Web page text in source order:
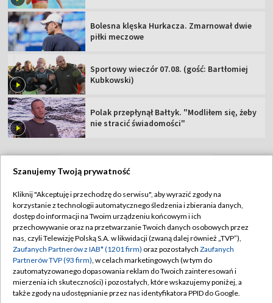
Bolesna klęska Hurkacza. Zmarnował dwie
piłki meczowe
Sportowy wieczór 07.08. (gość: Bartłomiej
Kubkowski)
Polak przepłynął Bałtyk. "Modliłem się, żeby
nie stracić świadomości"
Abonament TVP
Sklep TVP
Biuro Reklamy
Oferta Handlowa
Telegazeta ogłoszenia
Regulamin TVP
Polityka prywatności
Moje zgody
Biuro reklamy
Kontakt
Szanujemy Twoją prywatność
Kliknij "Akceptuję i przechodzę do serwisu", aby wyrazić zgody na
korzystanie z technologii automatycznego śledzenia i zbierania danych,
dostęp do informacji na Twoim urządzeniu końcowym i ich
przechowywanie oraz na przetwarzanie Twoich danych osobowych przez
nas, czyli Telewizję Polską S.A. w likwidacji (zwaną dalej również „TVP”),
Zaufanych Partnerów z IAB* (1201 firm) oraz pozostałych Zaufanych
Partnerów TVP (93 firm), w celach marketingowych (w tym do
zautomatyzowanego dopasowania reklam do Twoich zainteresowań i
mierzenia ich skuteczności) i pozostałych, które wskazujemy poniżej, a
także zgody na udostępnianie przez nas identyfikatora PPID do Google.